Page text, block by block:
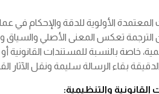
الأولوية للدقة والإحكام في
الترجمة تعكس المعنى الأصلي والسياق
خاصة بالنسبة للمستندات
بقاء الرسالة سليمة ونقل الآثار
القانونية والتنظيمية: